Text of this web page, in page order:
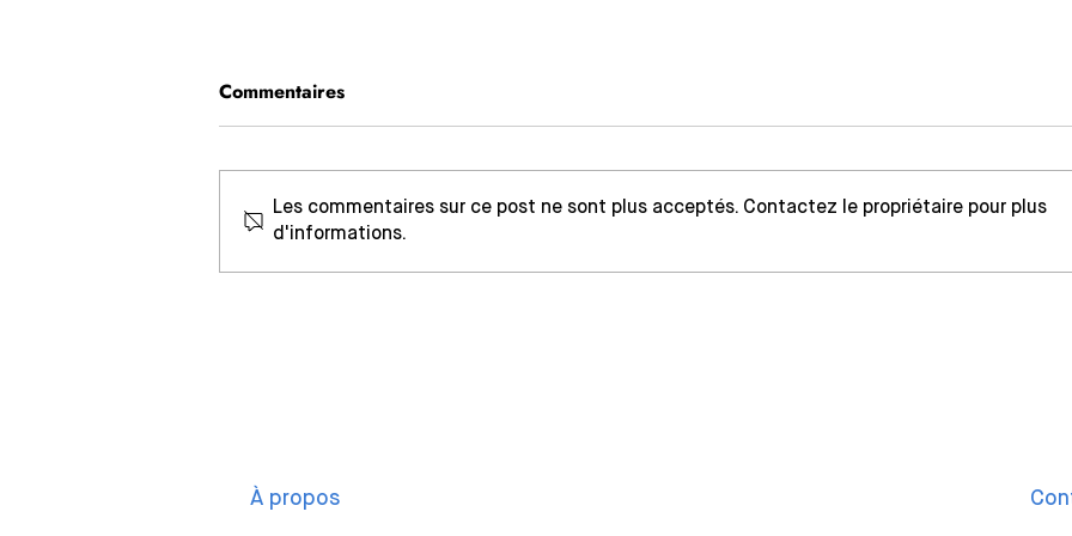
"No Kids" et la places des
La Nouvelle Agora au
De
Commentaires
Les commentaires sur ce post ne sont plus acceptés. Contactez le propriétaire pour plus
d'informations.
À propos